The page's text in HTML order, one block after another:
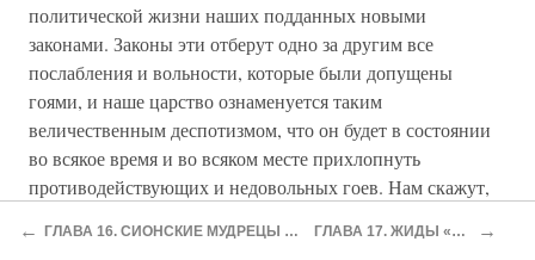
политической жизни наших подданных новыми
законами. Законы эти отберут одно за другим все
послабления и вольности, которые были допущены
гоями, и наше царство ознаменуется таким
величественным деспотизмом, что он будет в состоянии
во всякое время и во всяком месте прихлопнуть
противодействующих и недовольных гоев. Нам скажут,
современным прогрессом, но я вам докажу обратное. В те
← ГЛАВА 16. СИОНСКИЕ МУДРЕЦЫ И ПЕРМАНЕНТНАЯ РЕВОЛЮЦИЯ. ГЛАВА 17. ЖИДЫ «КНЯЗЯ ПОТЕМКИНА». →